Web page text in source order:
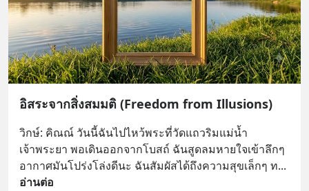
อิสระจากสิ่งสมมติ (Freedom from Illusions)
วิกษ์: คิณณ์ วันนี้ฉันไปไหว้พระที่วัดแถวริมแม่น้ำ
เจ้าพระยา พอเดินออกจากโบสถ์ ฉันสูดลมหายใจเข้าลึกๆ
อากาศมันโปร่งโล่งดีนะ ฉันสัมผัสได้ถึงความสุขเล็กๆ ท
อ่านต่อ